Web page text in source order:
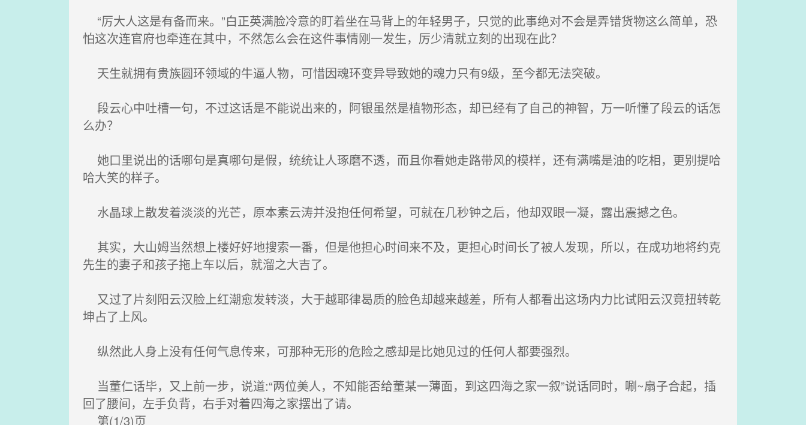
“厉大人这是有备而来。”白正英满脸冷意的盯着坐在马背上的年轻男子，只觉的此事绝对不会是弄错货物这么简单，恐
怕这次连官府也牵连在其中，不然怎么会在这件事情刚一发生，厉少清就立刻的出现在此？
天生就拥有贵族圆环领域的牛逼人物，可惜因魂环变异导致她的魂力只有9级，至今都无法突破。
段云心中吐槽一句，不过这话是不能说出来的，阿银虽然是植物形态，却已经有了自己的神智，万一听懂了段云的话怎
么办？
她口里说出的话哪句是真哪句是假，统统让人琢磨不透，而且你看她走路带风的模样，还有满嘴是油的吃相，更别提哈
哈大笑的样子。
水晶球上散发着淡淡的光芒，原本素云涛并没抱任何希望，可就在几秒钟之后，他却双眼一凝，露出震撼之色。
其实，大山姆当然想上楼好好地搜索一番，但是他担心时间来不及，更担心时间长了被人发现，所以，在成功地将约克
先生的妻子和孩子拖上车以后，就溜之大吉了。
又过了片刻阳云汉脸上红潮愈发转淡，大于越耶律曷质的脸色却越来越差，所有人都看出这场内力比试阳云汉竟扭转乾
坤占了上风。
纵然此人身上没有任何气息传来，可那种无形的危险之感却是比她见过的任何人都要强烈。
当董仁话毕，又上前一步，说道:“两位美人，不知能否给董某一薄面，到这四海之家一叙”说话同时，唰~扇子合起，插
回了腰间，左手负背，右手对着四海之家摆出了请。
第(1/3)页